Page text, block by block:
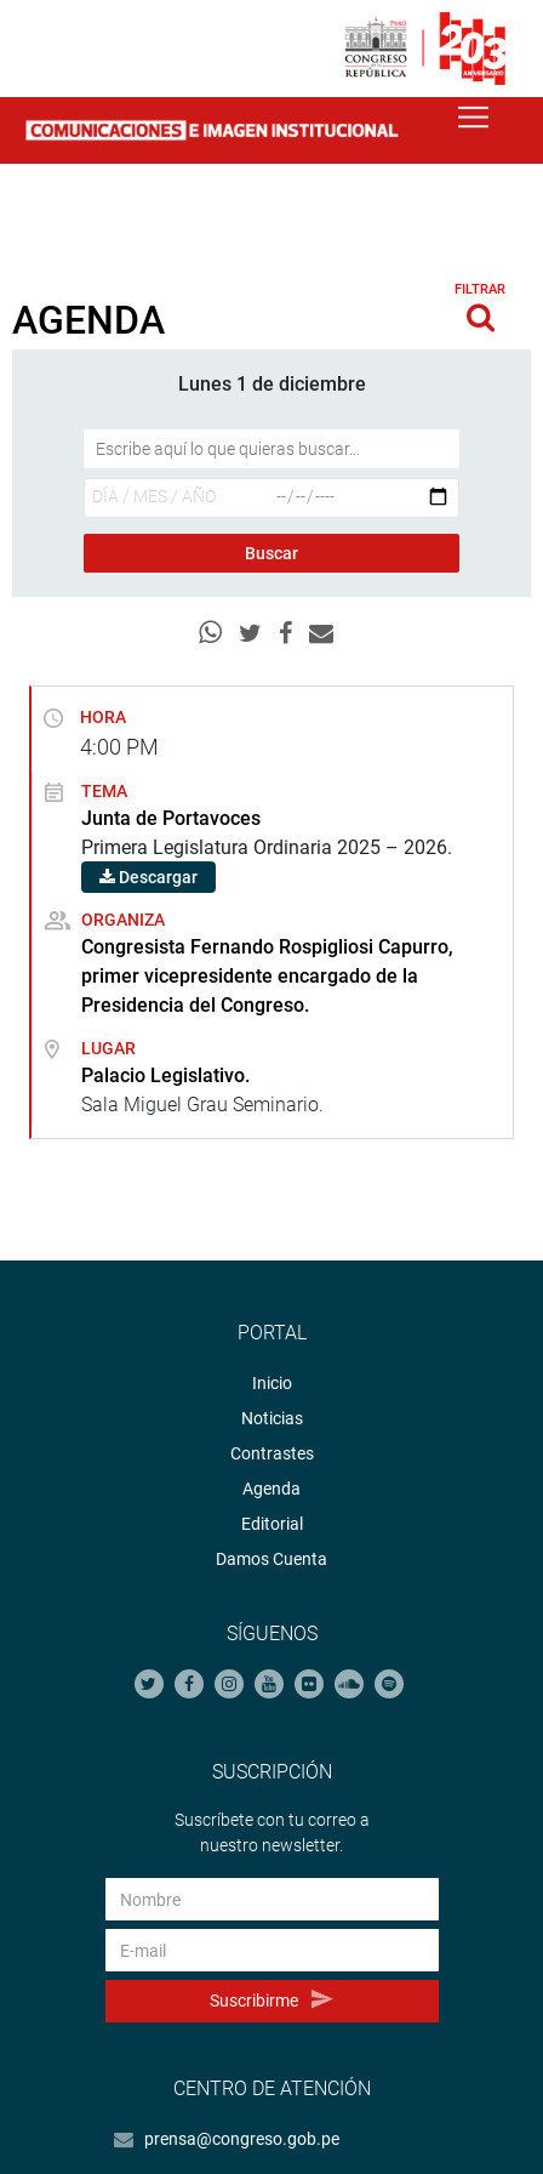
AGENDA
FILTRAR
Lunes 1 de diciembre
HORA
4:00 PM
TEMA
Junta de Portavoces
Primera Legislatura Ordinaria 2025 – 2026.
Descargar
ORGANIZA
Congresista Fernando Rospigliosi Capurro,
primer vicepresidente encargado de la
Presidencia del Congreso.
LUGAR
Palacio Legislativo.
Sala Miguel Grau Seminario.
PORTAL
Inicio
Noticias
Contrastes
Agenda
Editorial
Damos Cuenta
SÍGUENOS
SUSCRIPCIÓN
Suscríbete con tu correo a
nuestro newsletter.
Suscribirme
CENTRO DE ATENCIÓN
prensa@congreso.gob.pe